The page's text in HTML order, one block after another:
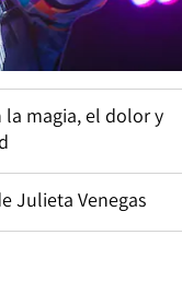
la magia, el dolor y
Julieta Venegas